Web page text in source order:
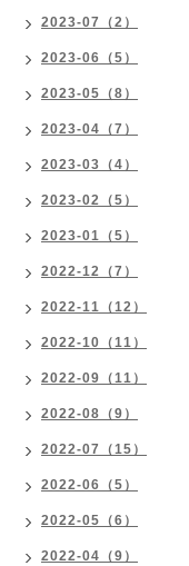
2023-07（2）
2023-06（5）
2023-05（8）
2023-04（7）
2023-03（4）
2023-02（5）
2023-01（5）
2022-12（7）
2022-11（12）
2022-10（11）
2022-09（11）
2022-08（9）
2022-07（15）
2022-06（5）
2022-05（6）
2022-04（9）